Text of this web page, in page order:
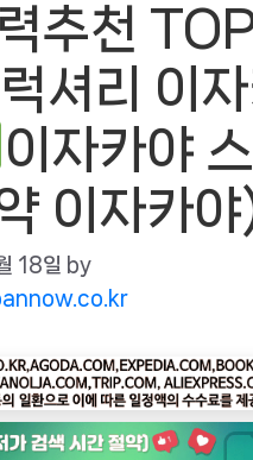
추천
럭셔리 이
이자카야
이자카
18일 by